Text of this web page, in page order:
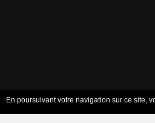
En poursuivant votre navigation sur ce site,